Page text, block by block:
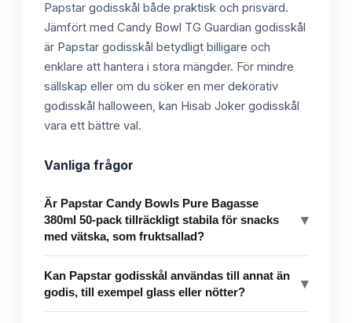
Papstar godisskål både praktisk och prisvärd.
Jämfört med Candy Bowl TG Guardian godisskål
är Papstar godisskål betydligt billigare och
enklare att hantera i stora mängder. För mindre
sällskap eller om du söker en mer dekorativ
godisskål halloween, kan Hisab Joker godisskål
vara ett bättre val.
Vanliga frågor
Är Papstar Candy Bowls Pure Bagasse
380ml 50-pack tillräckligt stabila för snacks
med vätska, som fruktsallad?
▾
Kan Papstar godisskål användas till annat än
godis, till exempel glass eller nötter?
▾